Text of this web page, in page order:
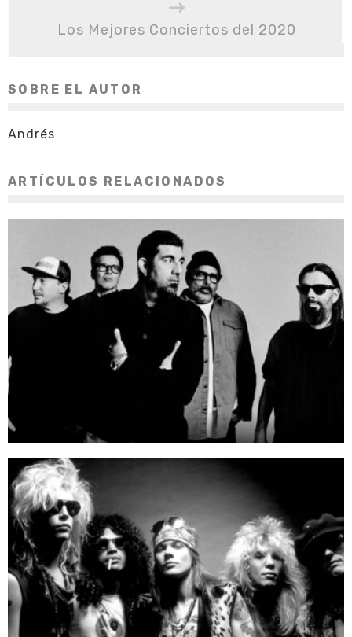
Los Mejores Conciertos del 2020
SOBRE EL AUTOR
Andrés
ARTÍCULOS RELACIONADOS